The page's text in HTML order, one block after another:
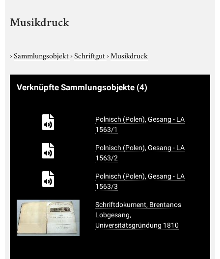
Musikdruck
›Sammlungsobjekt›Schriftgut›Musikdruck
Verknüpfte Sammlungsobjekte (4)
Polnisch (Polen), Gesang - LA
1563/1
Polnisch (Polen), Gesang - LA
1563/2
Polnisch (Polen), Gesang - LA
1563/3
Schriftdokument, Brentanos
Lobgesang,
Universitätsgründung 1810